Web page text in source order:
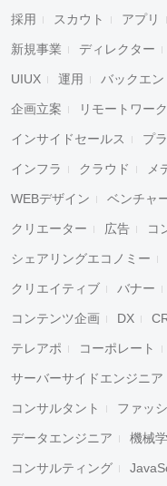
採用 スカウト アプリ
新規事業 ディレクター
UIUX 運用 バックエン
企画立案 リモートワーク
インサイドセールス プ
インフラ クラウド メ
WEBデザイン ベンチャ
クリエーター 広告 コ
シェアリングエコノミー
クリエイティブ バナー
コンテンツ企画 DX
テレアポ コーポレート
サーバーサイドエンジニア
コンサルタント ファッ
データエンジニア 機械
コンサルティング